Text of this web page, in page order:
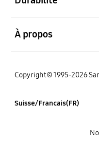
À propos
Copyright© 1995-2026
Suisse/Francais(FR)